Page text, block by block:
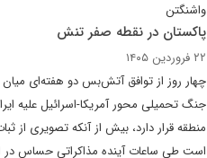
واشنگتن
پاکستان در نقطه صفر تنش
۲۲ فروردین ۱۴۰۵
جنگ تحمیلی محور آمریکا-اسرائیل علیه
منطقه قرار دارد، بیش از آنکه تصویری از
است طی ساعات آینده مذاکراتی حساس در